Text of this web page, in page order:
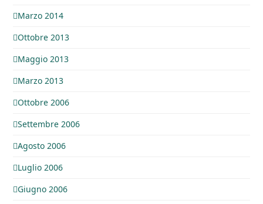
Marzo 2014
Ottobre 2013
Maggio 2013
Marzo 2013
Ottobre 2006
Settembre 2006
Agosto 2006
Luglio 2006
Giugno 2006